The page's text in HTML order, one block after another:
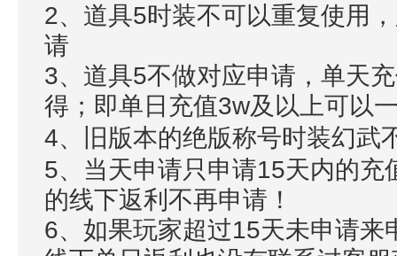
2、道具5时装不可以重复使用
请
3、道具5不做对应申请，单天
得；即单日充值3w及以上可以
4、旧版本的绝版称号时装幻武
5、当天申请只申请15天内的充
的线下返利不再申请！
6、如果玩家超过15天未申请来